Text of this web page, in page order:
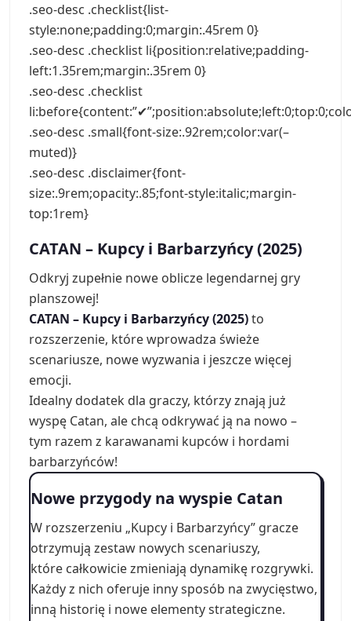
.seo-desc .checklist{list-
style:none;padding:0;margin:.45rem 0}
.seo-desc .checklist li{position:relative;padding-
left:1.35rem;margin:.35rem 0}
.seo-desc .checklist
.seo-desc .small{font-size:.92rem;color:var(–
muted)}
.seo-desc .disclaimer{font-
size:.9rem;opacity:.85;font-style:italic;margin-
top:1rem}
CATAN – Kupcy i Barbarzyńcy (2025)
Odkryj zupełnie nowe oblicze legendarnej gry
planszowej!
CATAN – Kupcy i Barbarzyńcy (2025)to
rozszerzenie, które wprowadza świeże
scenariusze, nowe wyzwania i jeszcze więcej
emocji.
Idealny dodatek dla graczy, którzy znają już
wyspę Catan, ale chcą odkrywać ją na nowo –
tym razem z karawanami kupców i hordami
barbarzyńców!
Nowe przygody na wyspie Catan
W rozszerzeniu „Kupcy i Barbarzyńcy” gracze
otrzymują zestaw nowych scenariuszy,
które całkowicie zmieniają dynamikę rozgrywki.
Każdy z nich oferuje inny sposób na zwycięstwo,
inną historię i nowe elementy strategiczne.